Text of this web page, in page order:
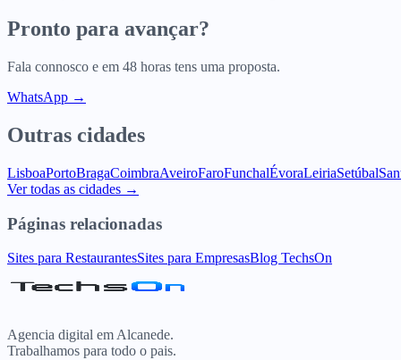
Pronto para avançar?
Fala connosco e em 48 horas tens uma proposta.
WhatsApp →
Outras cidades
LisboaPortoBragaCoimbraAveiroFaroFunchalÉvoraLeiriaSetúbal
Ver todas as cidades →
Páginas relacionadas
Sites para RestaurantesSites para EmpresasBlog TechsOn
Agencia digital em Alcanede.
Trabalhamos para todo o pais.